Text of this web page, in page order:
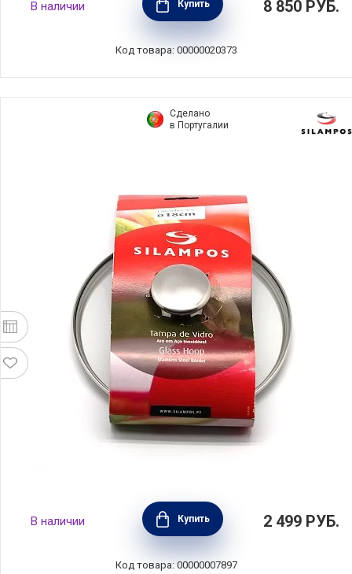
ручкой, нержавеющая сталь + стекло,
Cristel, Франция, K18SF
В наличии Купить 8 850 РУБ.
Код товара: 00000020373
Сделано
в Португалии
Крышка нержавеющая сталь+стекло 18 см,
Silampos, 632000BE8118B
В наличии Купить 2 499 РУБ.
Код товара: 00000007897